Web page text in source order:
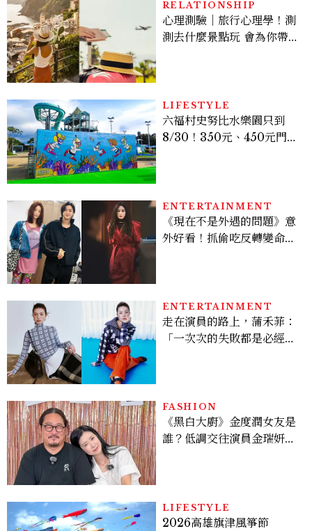
RELATIONSHIP
心理測驗｜旅行心理學！測
測去什麼景點玩 會為你帶來
LIFESTYLE
六福村史努比水樂園只到
8/30！350元、450元門票
ENTERTAINMENT
《現在不是外遇的問題》意
外好看！抓偷吃反轉變命
看點懶人包
ENTERTAINMENT
走在演員的路上，蒲禾菲：
「一次次的失敗都是必經過
FASHION
《黑白大廚》金度潤女友是
誰？低調交往演員金瑞妍、
LIFESTYLE
2026高雄旗津風箏節